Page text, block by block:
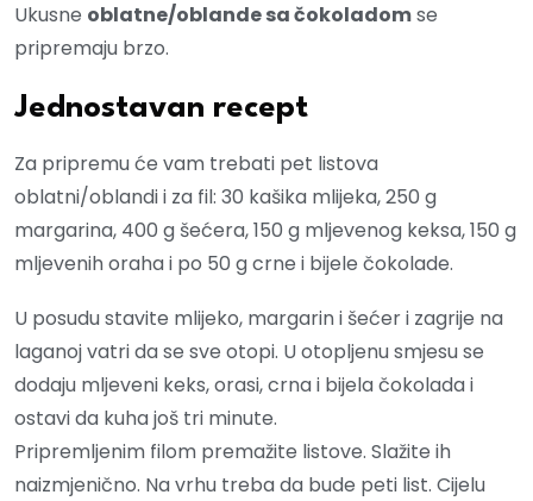
Ukusne oblatne/oblande sa čokoladomse
pripremaju brzo.
Jednostavan recept
Za pripremu će vam trebati pet listova
oblatni/oblandi i za fil: 30 kašika mlijeka, 250 g
margarina, 400 g šećera, 150 g mljevenog keksa, 150 g
mljevenih oraha i po 50 g crne i bijele čokolade.
U posudu stavite mlijeko, margarin i šećer i zagrije na
laganoj vatri da se sve otopi. U otopljenu smjesu se
dodaju mljeveni keks, orasi, crna i bijela čokolada i
ostavi da kuha još tri minute.
Pripremljenim filom premažite listove. Slažite ih
naizmjenično. Na vrhu treba da bude peti list. Cijelu